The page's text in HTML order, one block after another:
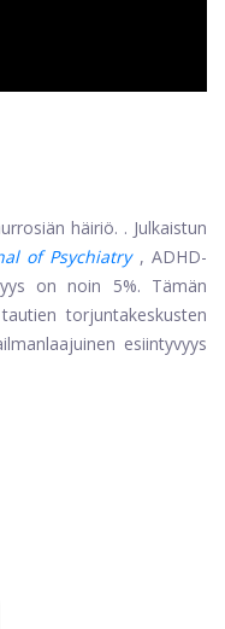
häiriö. . Julkaistun
of Psychiatry , ADHD-
on noin 5%. Tämän
torjuntakeskusten
esiintyvyys